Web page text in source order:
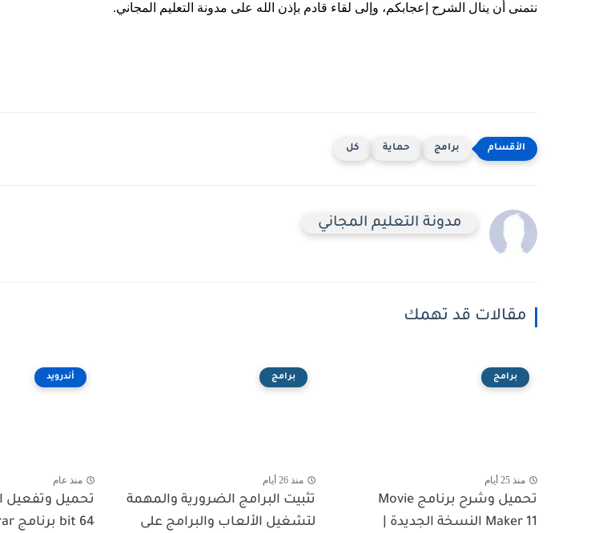
نتمنى أن ينال الشرح إعجابكم، وإلى لقاء قادم بإذن الله على مدونة التعليم المجاني.
برامج حماية كل
مدونة التعليم المجاني
مقالات قد تهمك
برامج
منذ 25 أيام
تحميل وشرح برنامج Movie
Maker 11 النسخة الجديدة |
برامج
منذ 26 أيام
تثبيت البرامج الضرورية والمهمة
لتشغيل الألعاب والبرامج على
أندرويد
منذ عام
64 bit برنامج Winrar...